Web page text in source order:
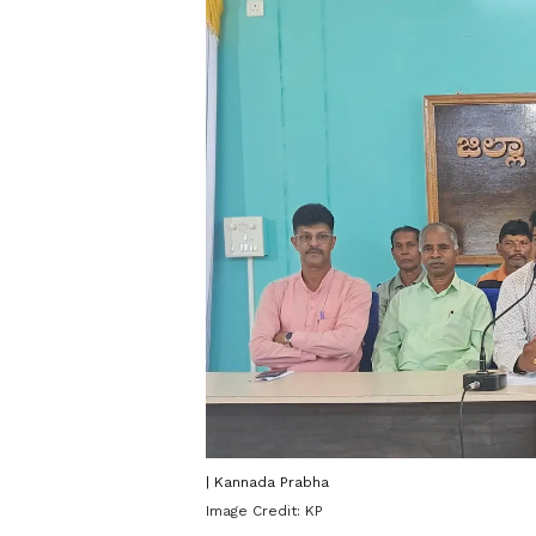
| Kannada Prabha
Image Credit: KP